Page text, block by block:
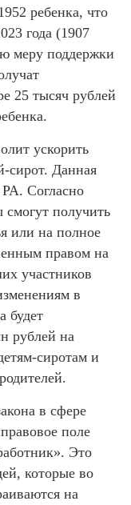
ребенка, что
года (1907
меру поддержки
25 тысяч рублей
ускорить
сирот. Данная
РА. Согласно
получить
или на полное
правом на
участников
в
будет
рублей на
сиротам и
в сфере
поле
Это
которые во
на